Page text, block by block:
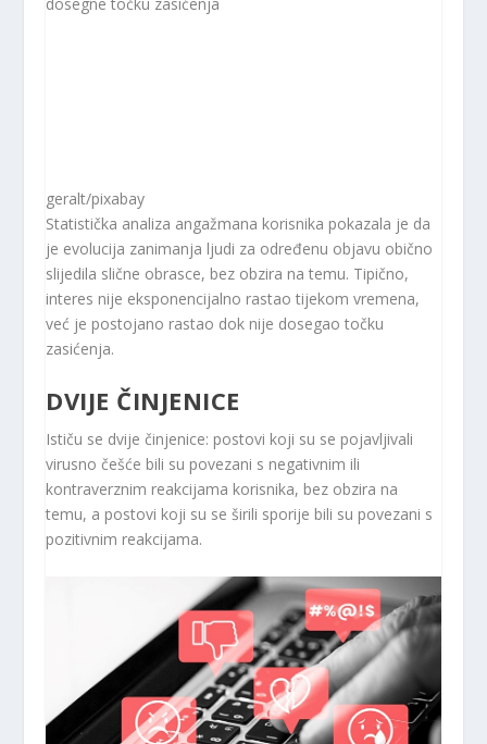
geralt/pixabay
Statistička analiza angažmana korisnika pokazala je da
je evolucija zanimanja ljudi za određenu objavu obično
slijedila slične obrasce, bez obzira na temu. Tipično,
interes nije eksponencijalno rastao tijekom vremena,
već je postojano rastao dok nije dosegao točku
zasićenja.
DVIJE ČINJENICE
Ističu se dvije činjenice: postovi koji su se pojavljivali
virusno češće bili su povezani s negativnim ili
kontraverznim reakcijama korisnika, bez obzira na
temu, a postovi koji su se širili sporije bili su povezani s
pozitivnim reakcijama.